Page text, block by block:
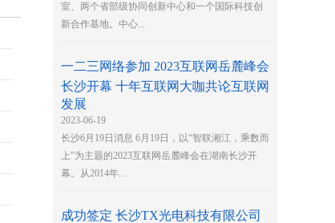
室、两个省部级协同创新中心和一个国际科技创
新合作基地。中心...
一二三网络参加 2023互联网岳麓峰会
长沙开幕 十年互联网大咖共论互联网
发展
2023-06-19
长沙6月19日消息 6月19日，以“智联湘江，乘数而
上”为主题的2023互联网岳麓峰会在湖南长沙开
幕。从2014年...
成功签定 长沙TX光电科技有限公司